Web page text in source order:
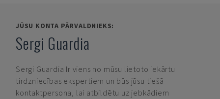
JŪSU KONTA PĀRVALDNIEKS:
Sergi Guardia
Sergi Guardia Ir viens no mūsu lietoto iekārtu
tirdzniecības ekspertiem un būs jūsu tiešā
kontaktpersona, lai atbildētu uz jebkādiem